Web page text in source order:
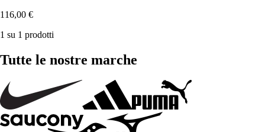
116,00 €
1 su 1 prodotti
Tutte le nostre marche